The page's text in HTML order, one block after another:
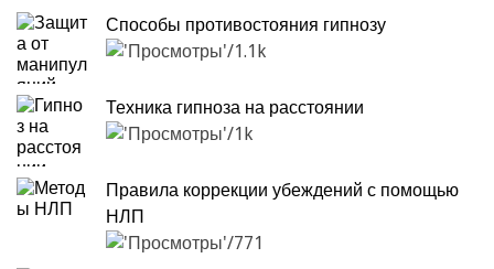
Способы противостояния гипнозу
1.1k
Техника гипноза на расстоянии
1k
Правила коррекции убеждений с помощью
НЛП
771